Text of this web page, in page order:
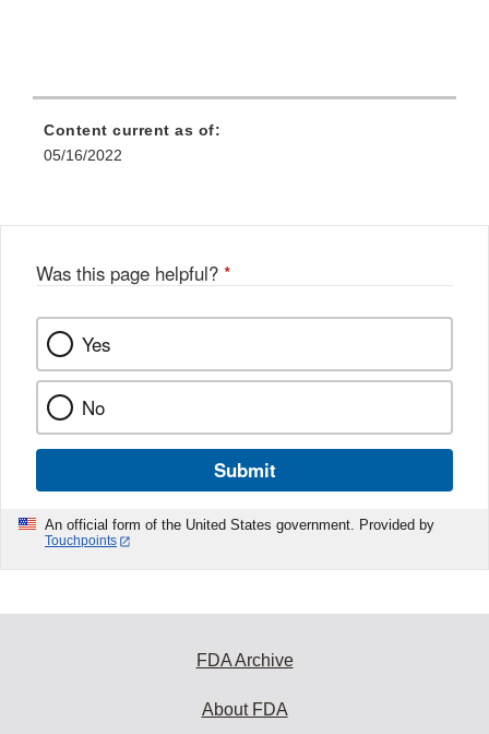
Content current as of:
05/16/2022
Was this page helpful? *
Yes
No
Submit
An official form of the United States government. Provided by
Touchpoints
FDA Archive
About FDA